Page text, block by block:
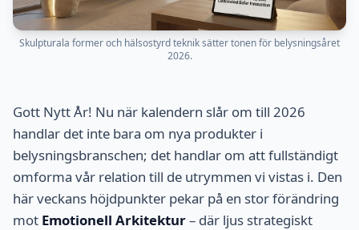
Skulpturala former och hälsostyrd teknik sätter tonen för belysningsåret
2026.
Gott Nytt År! Nu när kalendern slår om till 2026
handlar det inte bara om nya produkter i
belysningsbranschen; det handlar om att fullständigt
omforma vår relation till de utrymmen vi vistas i. Den
här veckans höjdpunkter pekar på en stor förändring
mot Emotionell Arkitektur– där ljus strategiskt